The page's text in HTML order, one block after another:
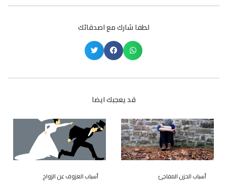
لطفا شارك مع اصدقائك
قد يعجبك ايضا
أسباب الحزن المفاجئ أسباب العزوف عن الزواج